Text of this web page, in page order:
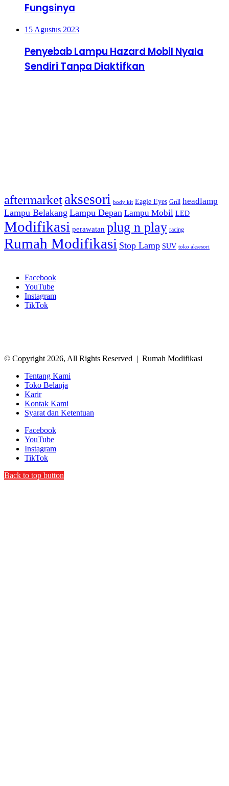
Fungsinya
15 Agustus 2023
Penyebab Lampu Hazard Mobil Nyala
Sendiri Tanpa Diaktifkan
aftermarketaksesori body kit Eagle Eyes Grill headlamp
Lampu Belakang Lampu Depan Lampu Mobil LED
Modifikasi perawatan plug n play racing
Rumah Modifikasi Stop Lamp SUV toko aksesori
Facebook
YouTube
Instagram
TikTok
© Copyright 2026, All Rights Reserved | Rumah Modifikasi
Tentang Kami
Toko Belanja
Karir
Kontak Kami
Syarat dan Ketentuan
Facebook
YouTube
Instagram
TikTok
Back to top button